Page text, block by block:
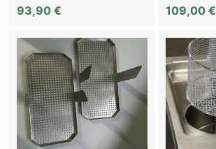
93,90 € 109,00€